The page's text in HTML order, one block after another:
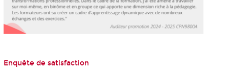
Enquête de satisfaction